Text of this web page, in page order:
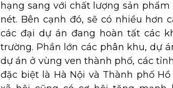
hạng sang với chất lượng sản
nét. Bên cạnh đó, sẽ có nhiều hơn
các đại dự án đang hoàn tất các
trường. Phần lớn các phân khu, dự
dự án ở vùng ven thành phố, các
đặc biệt là Hà Nội và Thành phố